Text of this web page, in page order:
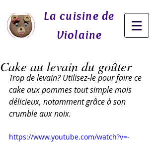
La cuisine de
Violaine
Cake au levain du goûter
Trop de levain? Utilisez-le pour faire ce
cake aux pommes tout simple mais
délicieux, notamment grâce à son
crumble aux noix.
https://www.youtube.com/watch?v=-